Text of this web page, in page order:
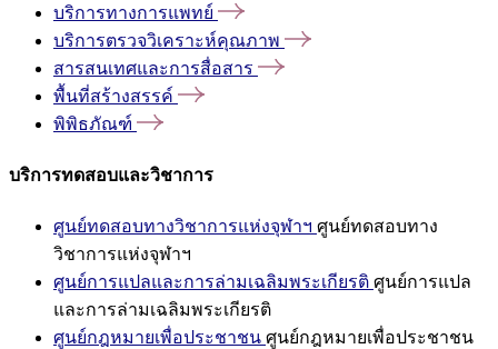
บริการทางการแพทย์
บริการตรวจวิเคราะห์คุณภาพ
สารสนเทศและการสื่อสาร
พื้นที่สร้างสรรค์
พิพิธภัณฑ์
บริการทดสอบและวิชาการ
ศูนย์ทดสอบทางวิชาการแห่งจุฬาฯ ศูนย์ทดสอบทาง
วิชาการแห่งจุฬาฯ
ศูนย์การแปลและการล่ามเฉลิมพระเกียรติ ศูนย์การแปล
และการล่ามเฉลิมพระเกียรติ
ศูนย์กฎหมายเพื่อประชาชน ศูนย์กฎหมายเพื่อประชาชน